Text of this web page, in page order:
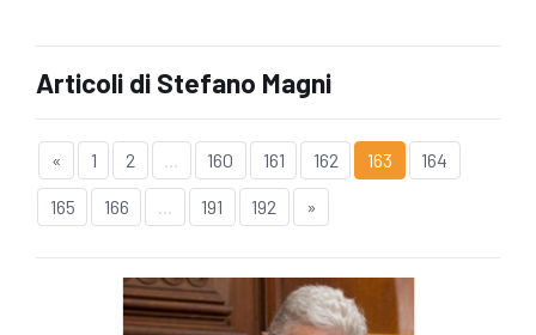
Articoli di Stefano Magni
« 1 2 160 161 162 163 164
165 166 ... 191 192 »